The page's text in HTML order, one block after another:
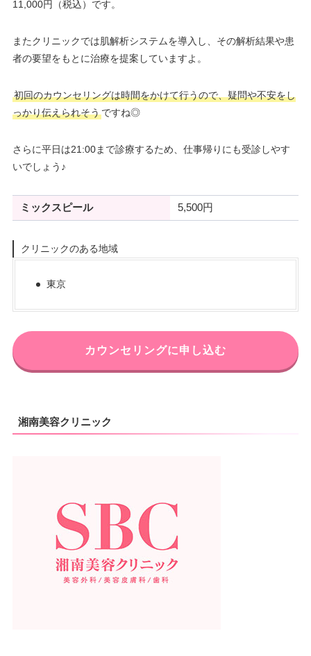
11,000円（税込）です。
またクリニックでは肌解析システムを導入し、その解析結果や患
者の要望をもとに治療を提案していますよ。
初回のカウンセリングは時間をかけて行うので、疑問や不安をし
っかり伝えられそうですね◎
さらに平日は21:00まで診療するため、仕事帰りにも受診しやす
いでしょう♪
ミックスピール 5,500円
クリニックのある地域
東京
カウンセリングに申し込む
湘南美容クリニック